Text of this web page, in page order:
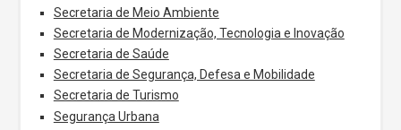
Secretaria de Meio Ambiente
Secretaria de Modernização, Tecnologia e Inovação
Secretaria de Saúde
Secretaria de Segurança, Defesa e Mobilidade
Secretaria de Turismo
Segurança Urbana